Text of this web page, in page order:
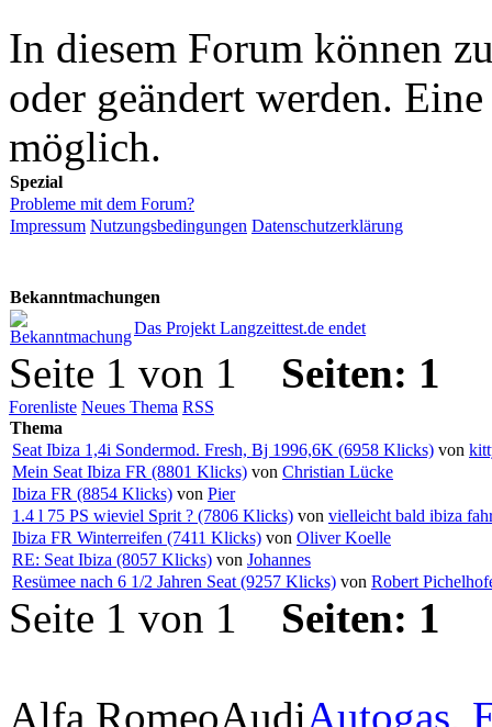
In diesem Forum können
oder geändert werden.
möglich.
Spezial
Probleme mit dem Forum?
Impressum Nutzungsbedingungen Datenschutzerklärung
Bekanntmachungen
Das Projekt Langzeittest.de endet
Seite 1 von 1 Seiten: 1
Forenliste Neues Thema RSS
Thema
Seat Ibiza 1,4i Sondermod. Fresh, Bj 1996,6K (6958 Klicks) von
Mein Seat Ibiza FR (8801 Klicks) von Christian Lücke
Ibiza FR (8854 Klicks) von Pier
1.4 l 75 PS wieviel Sprit ? (7806 Klicks) von vielleicht bald ibiza
Ibiza FR Winterreifen (7411 Klicks) von Oliver Koelle
RE: Seat Ibiza (8057 Klicks) von Johannes
Resümee nach 6 1/2 Jahren Seat (9257 Klicks) von Robert
Seite 1 von 1 Seiten: 1
Alfa RomeoAudiAutogas,